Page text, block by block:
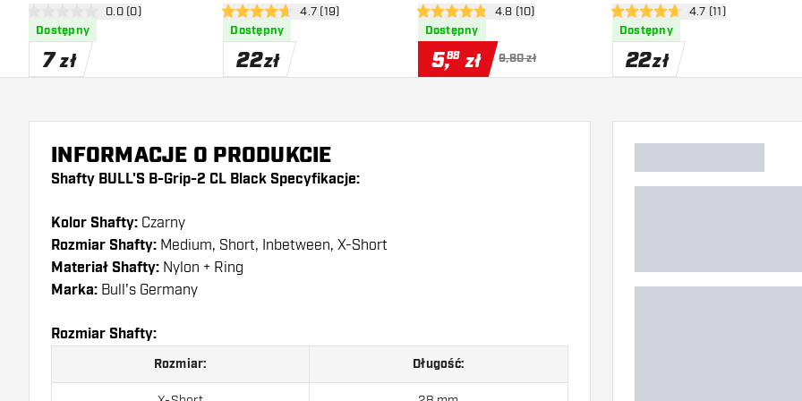
otwórz panel recenzji
0 gwiazdki oceny0.0 (0)
Dostępny
7 zł
otwórz panel recenzji
4.7 gwiazdki oceny
4.7 (19)
Dostępny
22zł
otwórz panel recenzji
4.8 gwiazdki oceny
4.8 (10)
Dostępny
5,88 zł 9,80 zł
otwórz panel
4.7 gwiazdki oceny
4.7 (11)
Dostępny
22zł
INFORMACJE O PRODUKCIE
Shafty BULL'S B-Grip-2 CL Black Specyfikacje:
Kolor Shafty: Czarny
Rozmiar Shafty: Medium, Short, Inbetween, X-Short
Materiał Shafty: Nylon + Ring
Marka: Bull's Germany
Rozmiar Shafty:
Rozmiar: Długość: